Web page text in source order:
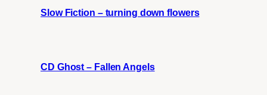
Slow Fiction – turning down flowers
CD Ghost – Fallen Angels